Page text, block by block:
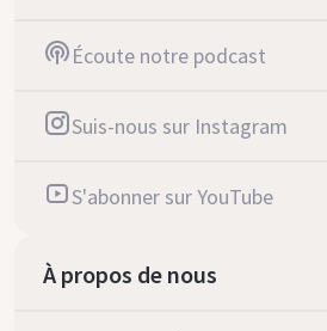
Écoute notre podcast
Suis-nous sur Instagram
S'abonner sur YouTube
À propos de nous